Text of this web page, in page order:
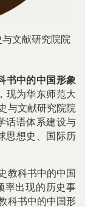
文献研究院院
书中的中国形象
现为华东师范大
与文献研究院院
话语体系建设与
思想史、国际历
科书中的中国
率出现的历史事
科书中的中国形